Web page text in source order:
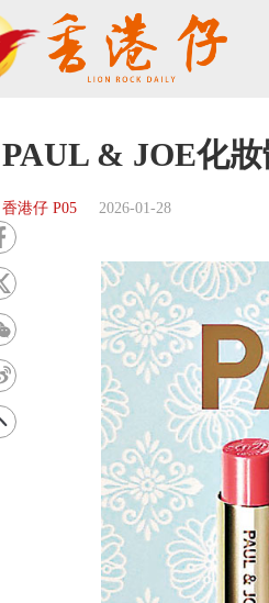
PAUL & JOE化
香港仔 P05 2026-01-28